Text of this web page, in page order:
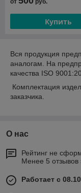
от руб.
Купить
Вся продукция
аналогам. На
качества ISO
Комплектация
заказчика.
О нас
Рейтинг не
Менее 5 отзывов
Работает с